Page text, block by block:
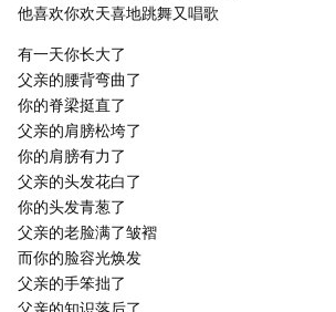
他喜欢你欢天喜地跳舞又唱歌
有一天你长大了
父亲的腰背弯曲了
你的脊梁挺直了
父亲的肩膀松垮了
你的肩膀有力了
父亲的头发花白了
你的头发青葱了
父亲的老脸满了皱褶
而你的脸容光焕发
父亲的手笨拙了